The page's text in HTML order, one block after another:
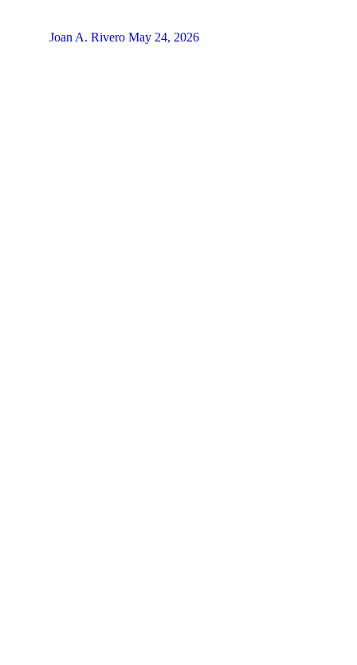
Joan A. Rivero May 24, 2026